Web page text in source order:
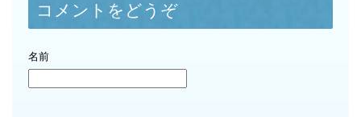
コメントをどうぞ
名前